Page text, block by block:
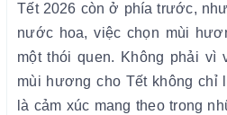
Tết 2026 còn ở phía trước,
nước hoa, việc chọn mùi
một thói quen. Không phải vì
mùi hương cho Tết không chỉ
là cảm xúc mang theo trong